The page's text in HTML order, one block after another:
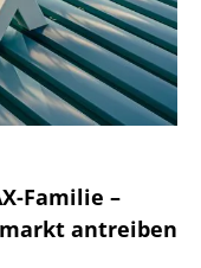
Familie –
antreiben